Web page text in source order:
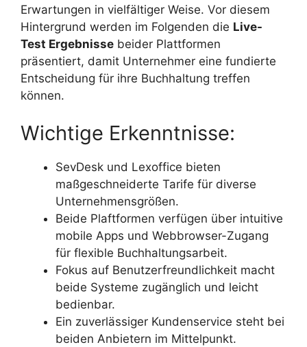
Erwartungen in vielfältiger Weise. Vor diesem
Hintergrund werden im Folgenden die Live-
Test Ergebnisse beider Plattformen
präsentiert, damit Unternehmer eine fundierte
Entscheidung für ihre Buchhaltung treffen
können.
Wichtige Erkenntnisse:
SevDesk und Lexoffice bieten
maßgeschneiderte Tarife für diverse
Unternehmensgrößen.
Beide Plaftformen verfügen über intuitive
mobile Apps und Webbrowser-Zugang
für flexible Buchhaltungsarbeit.
Fokus auf Benutzerfreundlichkeit macht
beide Systeme zugänglich und leicht
bedienbar.
Ein zuverlässiger Kundenservice steht bei
beiden Anbietern im Mittelpunkt.